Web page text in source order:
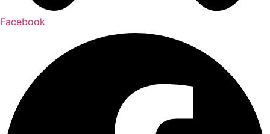
Facebook